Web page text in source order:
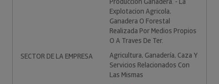
Explotacion Agricola,
Ganadera O Forestal
Realizada Por Medios Propios
O A Traves De Ter.
SECTOR DE LA EMPRESA
Agricultura, Ganadería, Caza Y
Servicios Relacionados Con
Las Mismas